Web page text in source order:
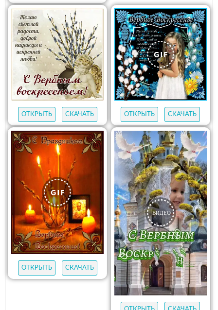
ОТКРЫТЬ СКАЧАТЬ ОТКРЫТЬ СКАЧАТЬ
ОТКРЫТЬ СКАЧАТЬ